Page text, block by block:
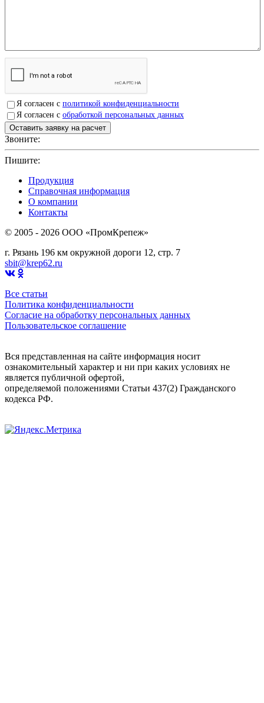
Я согласен с политикой конфиденциальности
Я согласен с обработкой персональных данных
Звоните:
Пишите:
Продукция
Справочная информация
О компании
Контакты
© 2005 - 2026 OOO «ПромКрепеж»
г. Рязань 196 км окружной дороги 12, стр. 7
sbit@krep62.ru
Все статьи
Политика конфиденциальности
Согласие на обработку персональных данных
Пользовательское соглашение
Вся представленная на сайте информация носит
ознакомительный характер и ни при каких условиях не
является публичной офертой,
определяемой положениями Статьи 437(2) Гражданского
кодекса РФ.